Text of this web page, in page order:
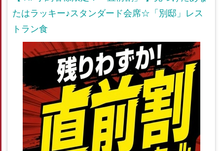
たはラッキー♪スタンダード会席☆「別邸」レス
トラン食